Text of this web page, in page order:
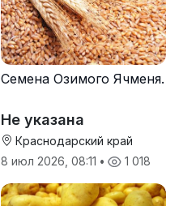
Семена Озимого Ячменя.
Не указана
Краснодарский край
8 июл 2026, 08:11 • 1 018